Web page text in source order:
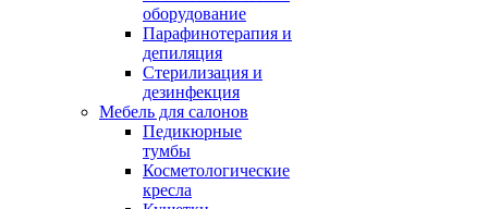
оборудование
Парафинотерапия и
депиляция
Стерилизация и
дезинфекция
Мебель для салонов
Педикюрные
тумбы
Косметологические
кресла